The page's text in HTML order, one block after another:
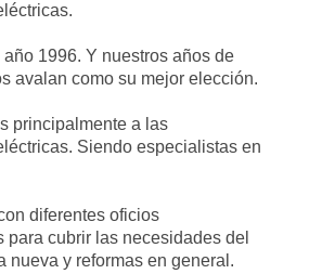
1996. Y nuestros años de
avalan como su mejor elección.
principalmente a las
Siendo especialistas en
diferentes oficios
para cubrir las necesidades del
nueva y reformas en general.